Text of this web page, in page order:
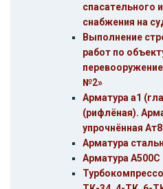
спасательного
снабжения на
Выполнение
работ по
№2»
Арматура а1
(рифлёная).
упрочнённая
Арматура
Арматура